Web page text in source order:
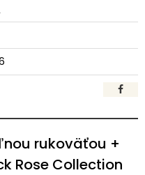
rukoväťou +
Rose Collection